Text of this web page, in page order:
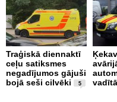
Traģiskā diennaktī
ceļu satiksmes
negadījumos gājuši
bojā seši cilvēki
5